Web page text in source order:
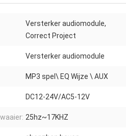
Versterker audiomodule,
Correct Project
Versterker audiomodule
MP3 spel\ EQ Wijze \ AUX
DC12-24V/AC5-12V
25hz~17KHZ